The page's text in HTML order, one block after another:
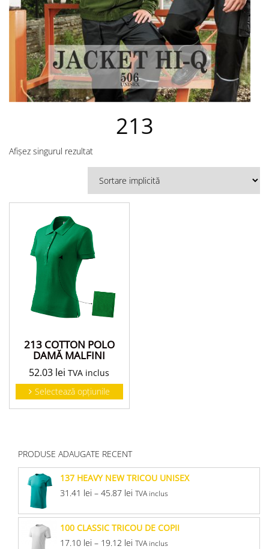
213
Afișez singurul rezultat
213 COTTON POLO
DAMĂ MALFINI
52.03 lei TVA inclus
Selectează opțiunile
PRODUSE ADAUGATE RECENT
137 HEAVY NEW TRICOU UNISEX
31.41 lei – 45.87 lei TVA inclus
100 CLASSIC TRICOU DE COPII
17.10 lei – 19.12 lei TVA inclus